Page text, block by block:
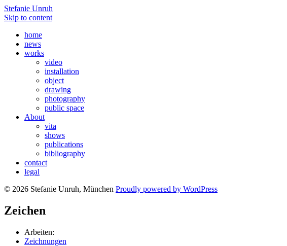
Stefanie Unruh
Skip to content
home
news
works
video
installation
object
drawing
photography
public space
About
vita
shows
publications
bibliography
contact
legal
© 2026 Stefanie Unruh, München Proudly powered by WordPress
Zeichen
Arbeiten:
Zeichnungen